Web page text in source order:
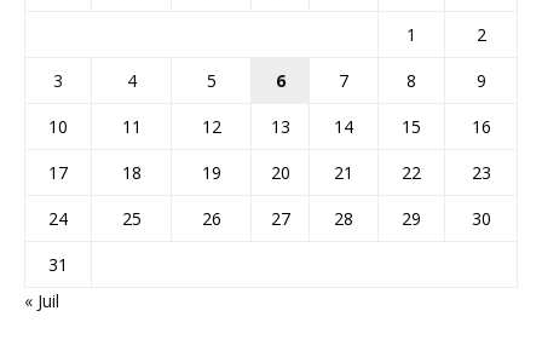
1
2
3
4 5 6 7 8
9
10
11 12 13 14 15
16
17
18 19 20 21 22
23
24
25 26 27 28 29
30
31
« Juil